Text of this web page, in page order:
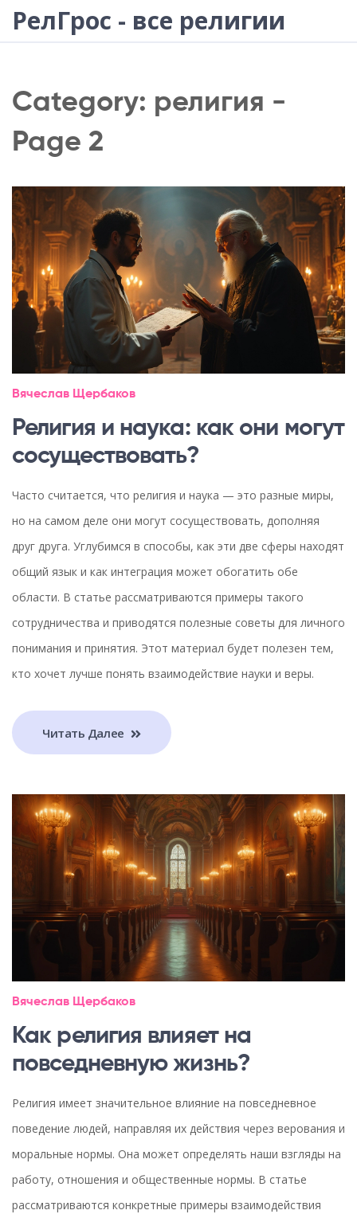
РелГрос - все религии
Category: религия -
Page 2
Вячеслав Щербаков
Религия и наука: как они могут
сосуществовать?
Часто считается, что религия и наука — это разные миры,
но на самом деле они могут сосуществовать, дополняя
друг друга. Углубимся в способы, как эти две сферы находят
общий язык и как интеграция может обогатить обе
области. В статье рассматриваются примеры такого
сотрудничества и приводятся полезные советы для личного
понимания и принятия. Этот материал будет полезен тем,
кто хочет лучше понять взаимодействие науки и веры.
Читать Далее
Вячеслав Щербаков
Как религия влияет на
повседневную жизнь?
Религия имеет значительное влияние на повседневное
поведение людей, направляя их действия через верования и
моральные нормы. Она может определять наши взгляды на
работу, отношения и общественные нормы. В статье
рассматриваются конкретные примеры взаимодействия